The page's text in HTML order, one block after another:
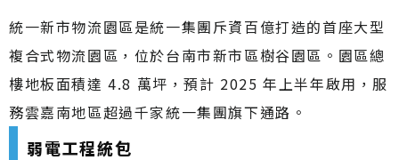
統一新市物流園區是統一集團斥資百億打造的首座大型
複合式物流園區，位於台南市新市區樹谷園區。園區總
樓地板面積達 4.8 萬坪，預計 2025 年上半年啟用，服
務雲嘉南地區超過千家統一集團旗下通路。
弱電工程統包